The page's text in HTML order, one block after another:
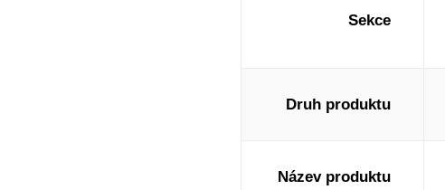
Sekce
Druh produktu
Název produktu